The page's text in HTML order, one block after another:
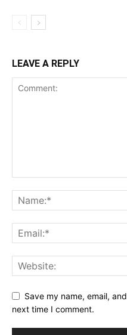
LEAVE A REPLY
Save my name, email,
next time I comment.